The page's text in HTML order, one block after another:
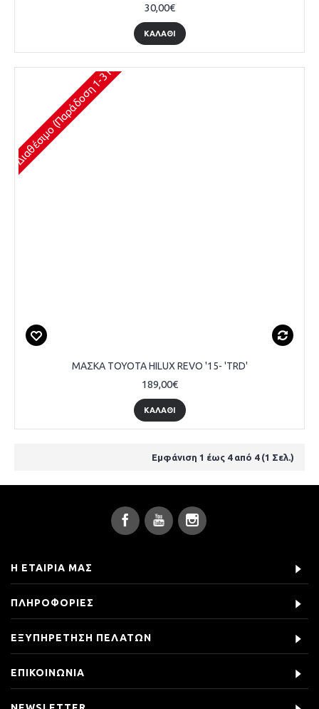
30,00€
ΚΑΛΆΘΙ
Διαθέσιμο (Παράδοση 1-3 Ημέρες)
ΜΑΣΚΑ TOYOTA HILUX REVO '15- 'TRD'
189,00€
ΚΑΛΆΘΙ
Εμφάνιση 1 έως 4 από 4 (1 Σελ.)
Η ΕΤΑΙΡΊΑ ΜΑΣ
ΠΛΗΡΟΦΟΡΊΕΣ
ΕΞΥΠΗΡΈΤΗΣΗ ΠΕΛΑΤΏΝ
ΕΠΙΚΟΙΝΩΝΊΑ